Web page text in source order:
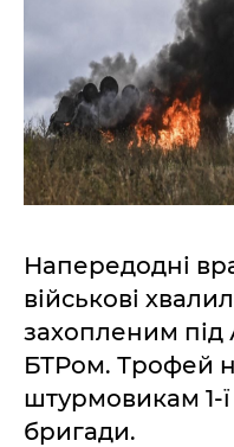
Напередодні
військові
захопленим під
БТРом. Трофей
штурмовикам 1-
бригади.